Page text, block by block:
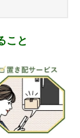
こと